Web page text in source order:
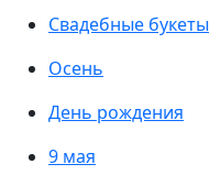
Свадебные букеты
Осень
День рождения
9 мая